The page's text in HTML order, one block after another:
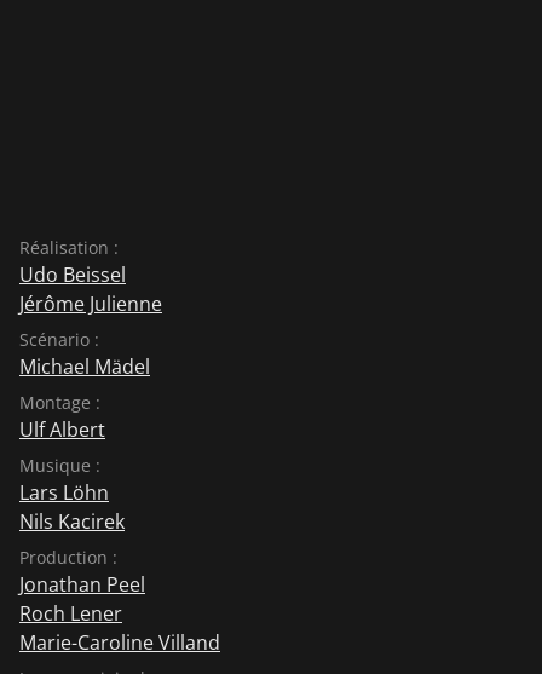
Réalisation :
Udo Beissel
Jérôme Julienne
Scénario :
Michael Mädel
Montage :
Ulf Albert
Musique :
Lars Löhn
Nils Kacirek
Production :
Jonathan Peel
Roch Lener
Marie-Caroline Villand